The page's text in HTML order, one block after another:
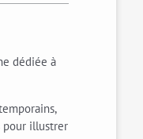
dédiée à
pour illustrer